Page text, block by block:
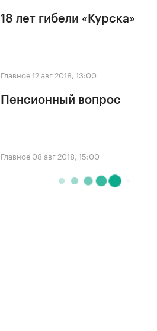
18 лет гибели «Курска»
Главное12 авг 2018, 13:00
Пенсионный вопрос
Главное 08 авг 2018, 15:00